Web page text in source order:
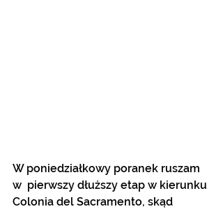
W poniedziałkowy poranek ruszam
w  pierwszy dłuższy etap w kierunku
Colonia del Sacramento, skąd